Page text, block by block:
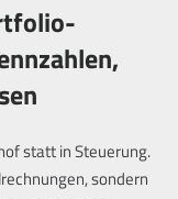
statt in Steuerung.
sondern